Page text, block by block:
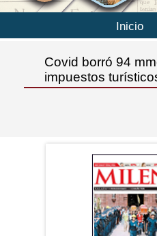
Inicio
Covid borró 94
impuestos